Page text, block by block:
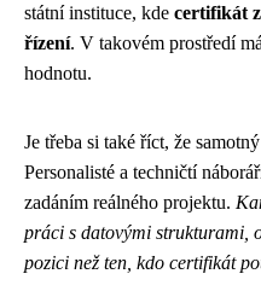
státní instituce, kde certifikát
řízení. V takovém prostředí
hodnotu.
Je třeba si také říct, že
Personalisté a techničtí
zadáním reálného projektu.
práci s datovými strukturami,
pozici než ten, kdo certifikát